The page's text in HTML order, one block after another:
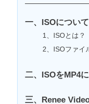
一、ISOについて
1、ISOとは？
2、ISOファイ
二、ISOをMP4
三、Renee